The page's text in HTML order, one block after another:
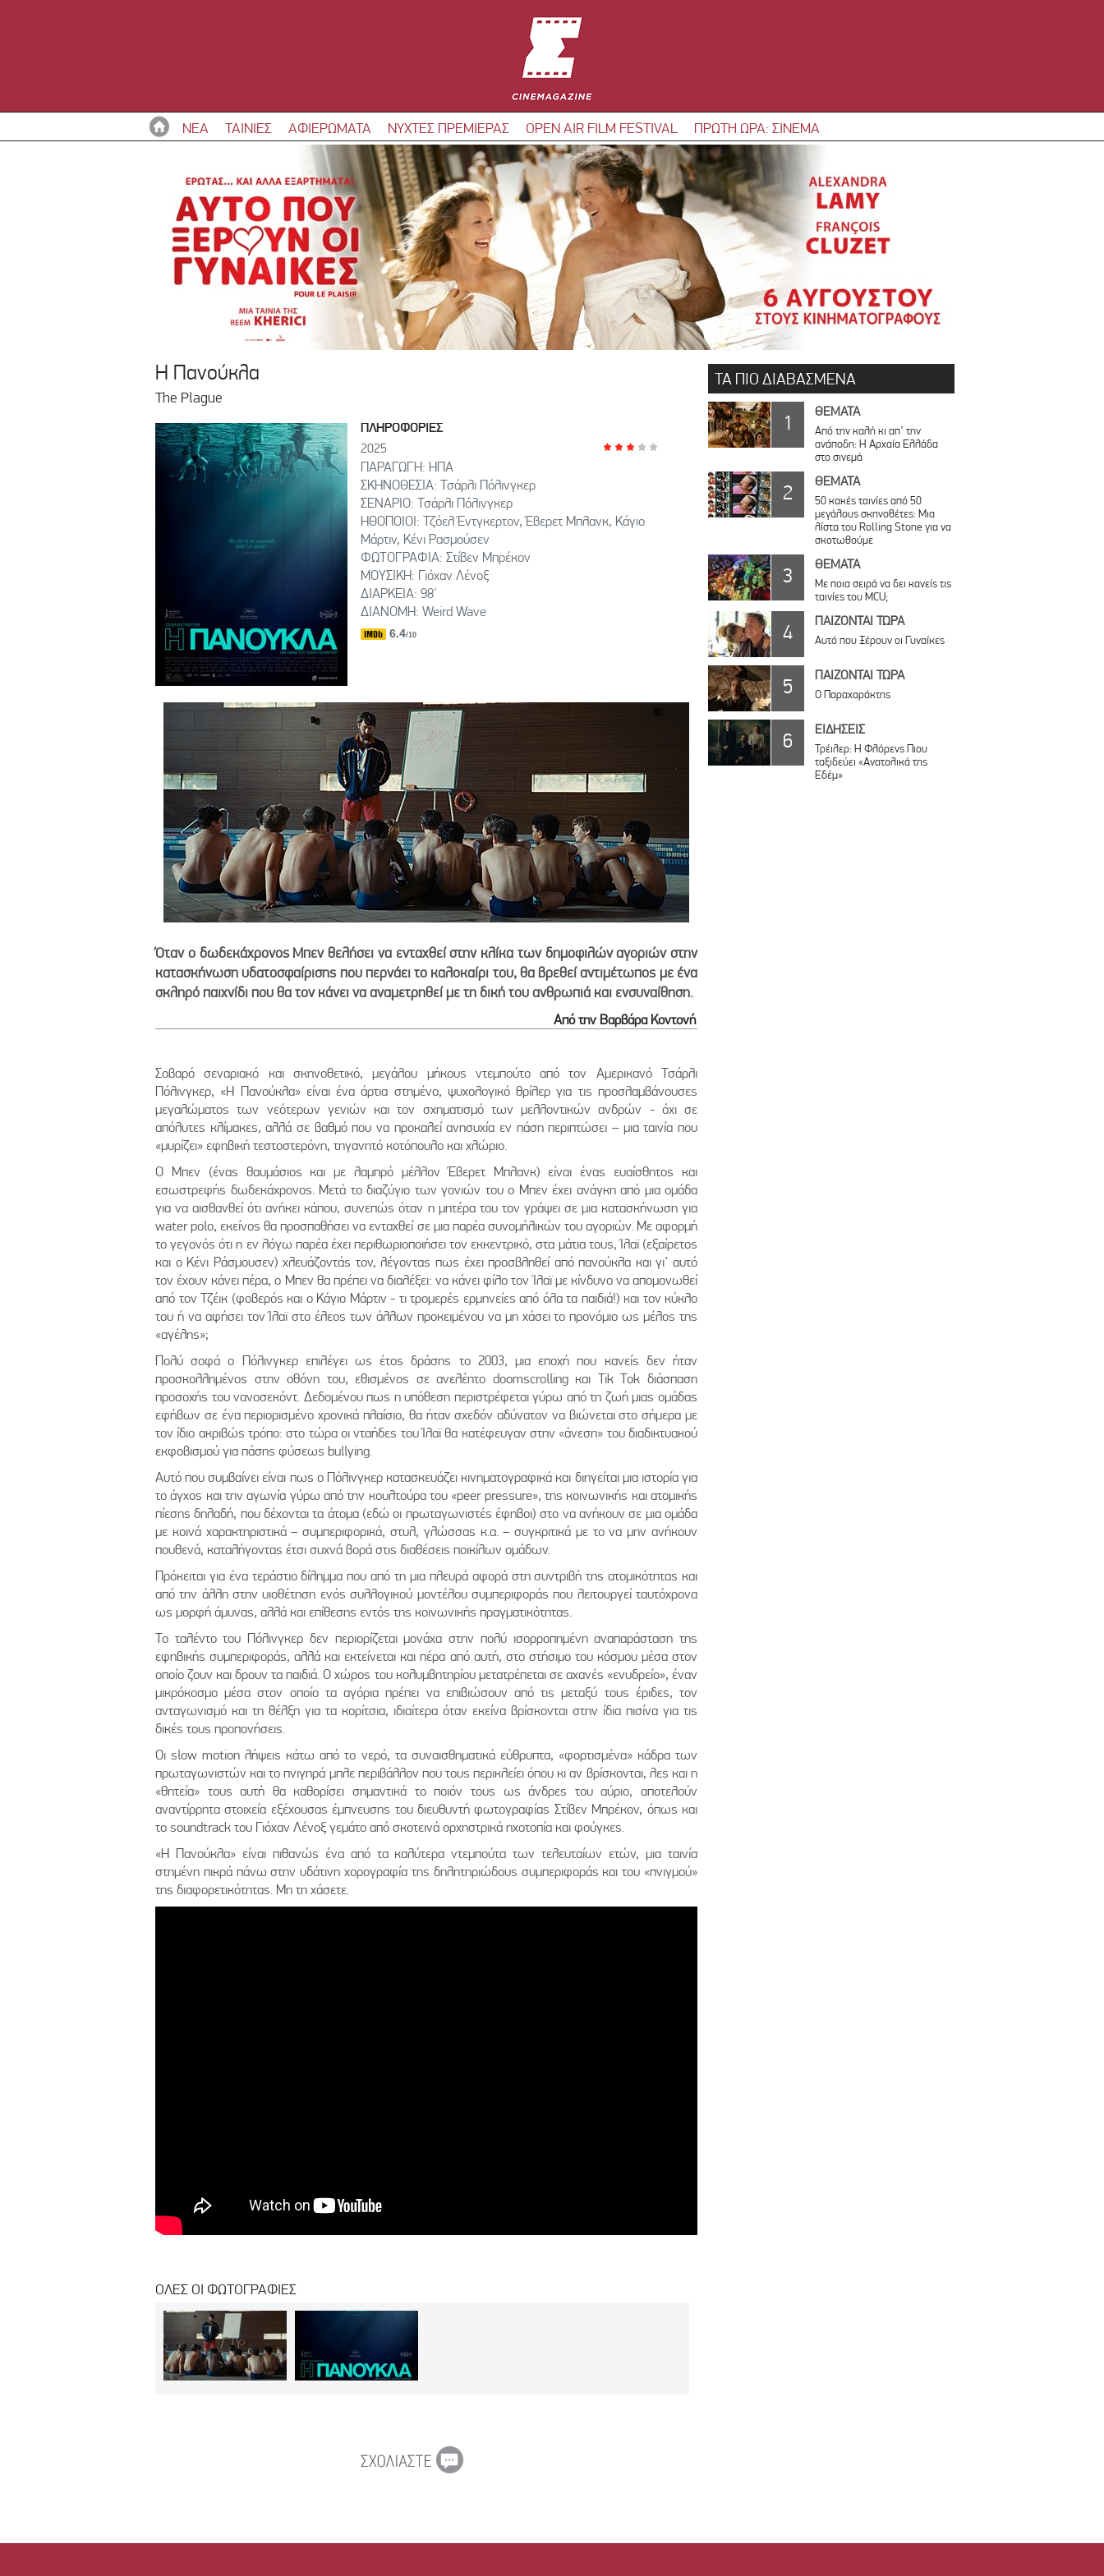
ΝΕΑ ΤΑΙΝΙΕΣ ΑΦΙΕΡΩΜΑΤΑ ΝΥΧΤΕΣ ΠΡΕΜΙΕΡΑΣ OPEN AIR FILM FESTIVAL ΠΡΩΤΗ ΩΡΑ: ΣΙΝΕΜΑ
Η Πανούκλα
The Plague
ΠΛΗΡΟΦΟΡΙΕΣ
2025
ΠΑΡΑΓΩΓΗ: HΠΑ
ΣΚΗΝΟΘΕΣΙΑ: Τσάρλι Πόλινγκερ
ΣΕΝΑΡΙΟ: Τσάρλι Πόλινγκερ
ΗΘΟΠΟΙΟΙ: Τζόελ Έντγκερτον, Έβερετ Μπλανκ, Κάγιο
Μάρτιν, Κένι Ρασμούσεν
ΦΩΤΟΓΡΑΦΙΑ: Στίβεν Μπρέκον
ΜΟΥΣΙΚΗ: Γιόχαν Λένοξ
ΔΙΑΡΚΕΙΑ: 98'
ΔΙΑΝΟΜΗ: Weird Wave
6.4/10
Όταν ο δωδεκάχρονος Μπεν θελήσει να ενταχθεί στην κλίκα των δημοφιλών αγοριών στην
κατασκήνωση υδατοσφαίρισης που περνάει το καλοκαίρι του, θα βρεθεί αντιμέτωπος με ένα
σκληρό παιχνίδι που θα τον κάνει να αναμετρηθεί με τη δική του ανθρωπιά και ενσυναίθηση.
Από την Βαρβάρα Κοντονή
Σοβαρό σεναριακό και σκηνοθετικό, μεγάλου μήκους ντεμπούτο από τον Αμερικανό Τσάρλι
Πόλινγκερ, «Η Πανούκλα» είναι ένα άρτια στημένο, ψυχολογικό θρίλερ για τις προσλαμβάνουσες
μεγαλώματος των νεότερων γενιών και τον σχηματισμό των μελλοντικών ανδρών - όχι σε
απόλυτες κλίμακες, αλλά σε βαθμό που να προκαλεί ανησυχία εν πάση περιπτώσει – μια ταινία που
«μυρίζει» εφηβική τεστοστερόνη, τηγανητό κοτόπουλο και χλώριο.
Ο Μπεν (ένας θαυμάσιος και με λαμπρό μέλλον Έβερετ Μπλανκ) είναι ένας ευαίσθητος και
εσωστρεφής δωδεκάχρονος. Μετά το διαζύγιο των γονιών του ο Μπεν έχει ανάγκη από μια ομάδα
για να αισθανθεί ότι ανήκει κάπου, συνεπώς όταν η μητέρα του τον γράψει σε μια κατασκήνωση για
water polo, εκείνος θα προσπαθήσει να ενταχθεί σε μια παρέα συνομήλικών του αγοριών. Με αφορμή
το γεγονός ότι η εν λόγω παρέα έχει περιθωριοποιήσει τον εκκεντρικό, στα μάτια τους, Ίλαϊ (εξαίρετος
και ο Κένι Ράσμουσεν) χλευάζοντάς τον, λέγοντας πως έχει προσβληθεί από πανούκλα και γι’ αυτό
τον έχουν κάνει πέρα, ο Μπεν θα πρέπει να διαλέξει: να κάνει φίλο τον Ίλαϊ με κίνδυνο να απομονωθεί
από τον Τζέικ (φοβερός και ο Κάγιο Μάρτιν - τι τρομερές ερμηνείες από όλα τα παιδιά!) και τον κύκλο
του ή να αφήσει τον Ίλαϊ στο έλεος των άλλων προκειμένου να μη χάσει το προνόμιο ως μέλος της
«αγέλης»;
Πολύ σοφά ο Πόλινγκερ επιλέγει ως έτος δράσης το 2003, μια εποχή που κανείς δεν ήταν
προσκολλημένος στην οθόνη του, εθισμένος σε ανελέητο doomscrolling και Tik Tok διάσπαση
προσοχής του νανοσεκόντ. Δεδομένου πως η υπόθεση περιστρέφεται γύρω από τη ζωή μιας ομάδας
εφήβων σε ένα περιορισμένο χρονικά πλαίσιο, θα ήταν σχεδόν αδύνατον να βιώνεται στο σήμερα με
τον ίδιο ακριβώς τρόπο: στο τώρα οι νταήδες του Ίλαϊ θα κατέφευγαν στην «άνεση» του διαδικτυακού
εκφοβισμού για πάσης φύσεως bullying.
Αυτό που συμβαίνει είναι πως ο Πόλινγκερ κατασκευάζει κινηματογραφικά και διηγείται μια ιστορία για
το άγχος και την αγωνία γύρω από την κουλτούρα του «peer pressure», της κοινωνικής και ατομικής
πίεσης δηλαδή, που δέχονται τα άτομα (εδώ οι πρωταγωνιστές έφηβοι) στο να ανήκουν σε μια ομάδα
με κοινά χαρακτηριστικά – συμπεριφορικά, στυλ, γλώσσας κ.α. – συγκριτικά με το να μην ανήκουν
πουθενά, καταλήγοντας έτσι συχνά βορά στις διαθέσεις ποικίλων ομάδων.
Πρόκειται για ένα τεράστιο δίλημμα που από τη μια πλευρά αφορά στη συντριβή της ατομικότητας και
από την άλλη στην υιοθέτηση ενός συλλογικού μοντέλου συμπεριφοράς που λειτουργεί ταυτόχρονα
ως μορφή άμυνας, αλλά και επίθεσης εντός της κοινωνικής πραγματικότητας.
Το ταλέντο του Πόλινγκερ δεν περιορίζεται μονάχα στην πολύ ισορροπημένη αναπαράσταση της
εφηβικής συμπεριφοράς, αλλά και εκτείνεται και πέρα από αυτή, στο στήσιμο του κόσμου μέσα στον
οποίο ζουν και δρουν τα παιδιά. Ο χώρος του κολυμβητηρίου μετατρέπεται σε αχανές «ενυδρείο», έναν
μικρόκοσμο μέσα στον οποίο τα αγόρια πρέπει να επιβιώσουν από τις μεταξύ τους έριδες, τον
ανταγωνισμό και τη θέλξη για τα κορίτσια, ιδιαίτερα όταν εκείνα βρίσκονται στην ίδια πισίνα για τις
δικές τους προπονήσεις.
Οι slow motion λήψεις κάτω από το νερό, τα συναισθηματικά εύθρυπτα, «φορτισμένα» κάδρα των
πρωταγωνιστών και το πνιγηρά μπλε περιβάλλον που τους περικλείει όπου κι αν βρίσκονται, λες και η
«θητεία» τους αυτή θα καθορίσει σημαντικά το ποιόν τους ως άνδρες του αύριο, αποτελούν
αναντίρρητα στοιχεία εξέχουσας έμπνευσης του διευθυντή φωτογραφίας Στίβεν Μπρέκον, όπως και
το soundtrack του Γιόχαν Λένοξ γεμάτο από σκοτεινά ορχηστρικά ηχοτοπία και φούγκες.
«Η Πανούκλα» είναι πιθανώς ένα από τα καλύτερα ντεμπούτα των τελευταίων ετών, μια ταινία
στημένη πικρά πάνω στην υδάτινη χορογραφία της δηλητηριώδους συμπεριφοράς και του «πνιγμού»
της διαφορετικότητας. Μη τη χάσετε.
ΟΛΕΣ ΟΙ ΦΩΤΟΓΡΑΦΙΕΣ
ΤΑ ΠΙΟ ΔΙΑΒΑΣΜΕΝΑ
1 ΘΕΜΑΤΑ
Από την καλή κι απ’ την
ανάποδη: Η Αρχαία Ελλάδα
στο σινεμά
2 ΘΕΜΑΤΑ
50 κακές ταινίες από 50
μεγάλους σκηνοθέτες: Μια
λίστα του Rolling Stone για να
σκοτωθούμε
3 ΘΕΜΑΤΑ
Με ποια σειρά να δει κανείς τις
ταινίες του MCU;
4 ΠΑΙΖΟΝΤΑΙ ΤΩΡΑ
Αυτό που Ξέρουν οι Γυναίκες
5 ΠΑΙΖΟΝΤΑΙ ΤΩΡΑ
Ο Παραχαράκτης
6 ΕΙΔΗΣΕΙΣ
Τρέιλερ: Η Φλόρενς Πιου
ταξιδεύει «Ανατολικά της
Εδέμ»